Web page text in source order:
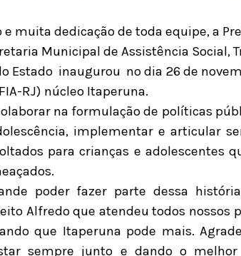
muita dedicação de toda equipe, a
Municipal de Assistência Social,
Estado inaugurou no dia 26 de
RJ) núcleo Itaperuna.
na formulação de políticas
implementar e articular
para crianças e adolescentes
poder fazer parte dessa
Alfredo que atendeu todos nossos
que Itaperuna pode mais.
sempre junto e dando o